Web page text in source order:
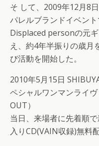
そ して、2009年12月8
パレルブランドイベン
Displaced personの元
え、約4年半振りの歳月
び活動を開始した。
2010年5月15日
ペシャルワンマンライ
OUT）
当日、来場者に先着順
入りCD(VAIN収録)無料